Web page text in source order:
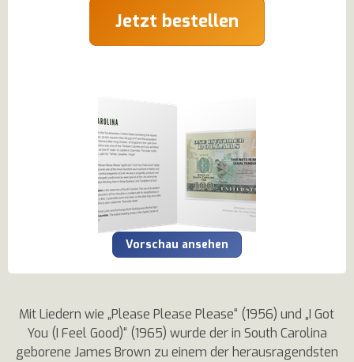
Jetzt bestellen
Vorschau ansehen
Mit Liedern wie „Please Please Please“ (1956) und „I Got
You (I Feel Good)“ (1965) wurde der in South Carolina
geborene James Brown zu einem der herausragendsten